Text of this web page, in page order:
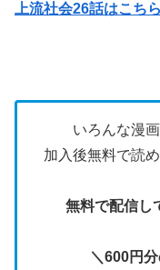
上流社会26話はこち
いろんな漫
加入後無料で読
無料で配信し
＼600円